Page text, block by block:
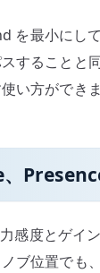
を最小にし
することと
い方ができま
感度とゲイ
ブ位置でも